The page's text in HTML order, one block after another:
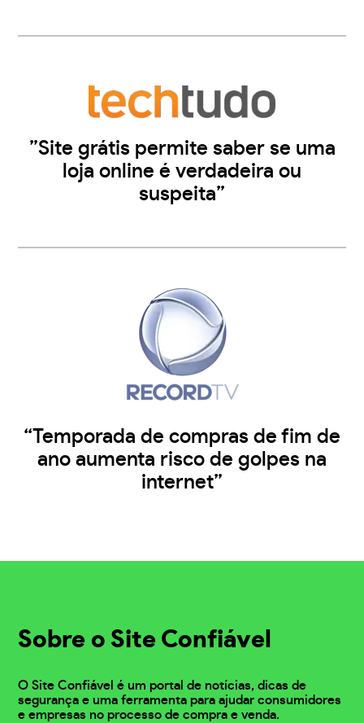
”Site grátis permite saber se uma
loja online é verdadeira ou
suspeita”
“Temporada de compras de fim de
ano aumenta risco de golpes na
internet”
Sobre o Site Confiável
O Site Confiável é um portal de notícias, dicas de
segurança e uma ferramenta para ajudar consumidores
e empresas no processo de compra e venda.